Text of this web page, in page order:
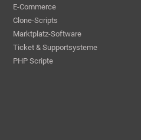
E-Commerce
Clone-Scripts
Marktplatz-Software
Ticket & Supportsysteme
PHP Scripte